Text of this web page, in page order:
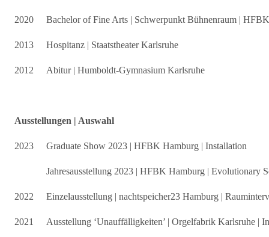
2020 Bachelor of Fine Arts | Schwerpunkt Bühnenraum |
2013 Hospitanz | Staatstheater Karlsruhe
2012 Abitur | Humboldt-Gymnasium Karlsruhe
Ausstellungen | Auswahl
2023 Graduate Show 2023 | HFBK Hamburg | Installation
Jahresausstellung 2023 | HFBK Hamburg | Evolutionary
2022 Einzelausstellung | nachtspeicher23 Hamburg |
2021 Ausstellung ‘Unauffälligkeiten’ | Orgelfabrik Karlsruhe |